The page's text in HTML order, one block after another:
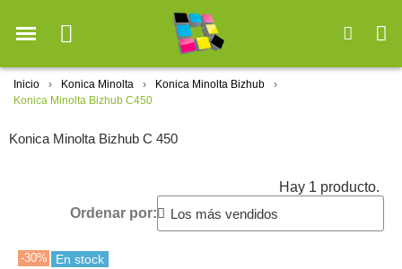
Inicio Konica Minolta
Konica Minolta Bizhub
Konica Minolta Bizhub C450
Konica Minolta Bizhub C 450
Hay 1 producto.
Ordenar por:
-30% En stock